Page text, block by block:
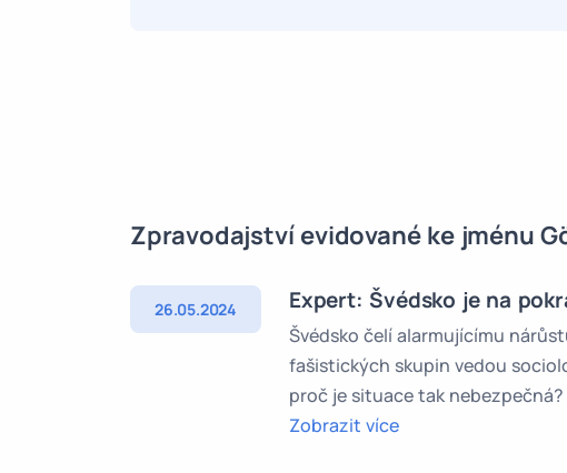
Zpravodajství evidované ke jménu
26.05.2024 Expert: Švédsko je na
Švédsko čelí alarmujícímu
fašistických skupin vedou
proč je situace tak nebezpečná?
Zobrazit více